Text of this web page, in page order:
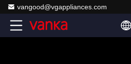
vangood@vgappliances.com